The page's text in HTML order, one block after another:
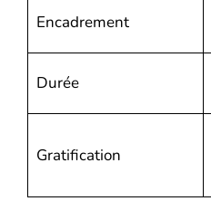
Encadrement
Durée
Gratification